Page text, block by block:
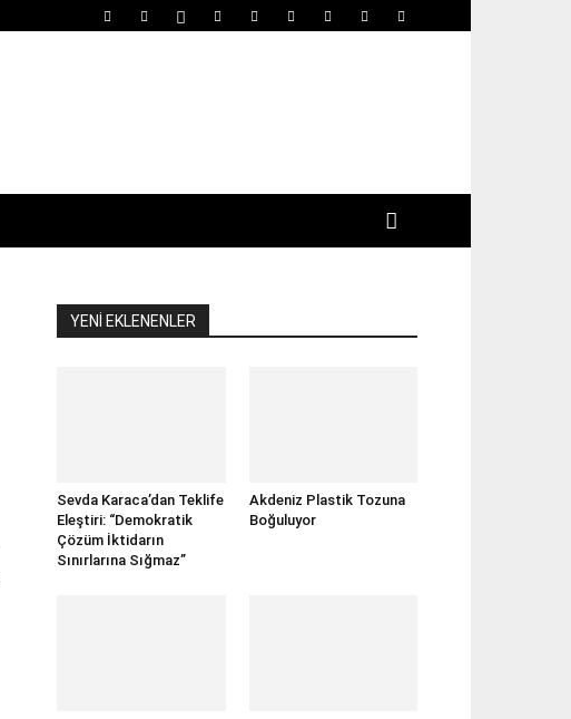
YENİ EKLENENLER
Sevda Karaca’dan Teklife
Eleştiri: “Demokratik
Çözüm İktidarın
Sınırlarına Sığmaz”
Akdeniz Plastik Tozuna
Boğuluyor